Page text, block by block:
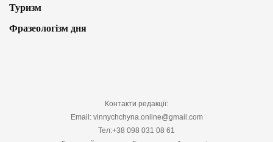
Туризм
Фразеологізм дня
Контакти редакції:
Email: vinnychchyna.online@gmail.com
Тел:+38 098 031 08 61